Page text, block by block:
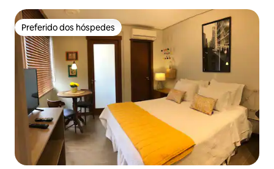
Preferido dos hóspedes
Preferido dos hóspedes